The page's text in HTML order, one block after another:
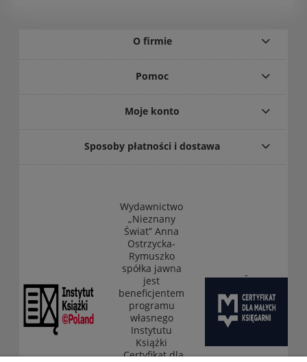
O firmie
Pomoc
Moje konto
Sposoby płatności i dostawa
Wydawnictwo
„Nieznany
Świat” Anna
Ostrzycka-
Rymuszko
spółka jawna
jest
beneficjentem
programu
własnego
Instytutu
Książki
„Certyfikat dla